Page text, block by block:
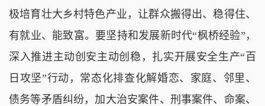
极培育壮大乡村特色产业，让群众搬得出、稳得住、
有就业、能致富。要坚持和发展新时代“枫桥经验”，
深入推进主动创安主动创稳，扎实开展安全生产“百
日攻坚”行动，常态化排查化解婚恋、家庭、邻里、
债务等矛盾纠纷，加大治安案件、刑事案件、命案、